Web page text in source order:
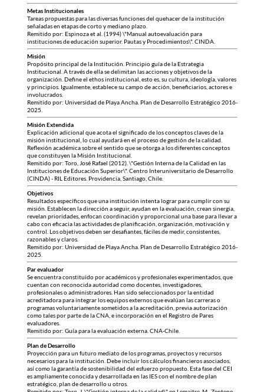
Metas Institucionales
Tareas propuestas para las diversas funciones del quehacer de la institución
señaladas en etapas de corto y mediano plazo.
Remitido por: Espinoza et al. (1994) \"Manual autoevaluación para
instituciones de educación superior. Pautas y Procedimientos\". CINDA.
Misión
Propósito principal de la Institución. Principio guía de la Estrategia
Institucional. A través de ella se delimitan las acciones y objetivos de la
organización. Define el ethos institucional, esto es, su cultura, ideología, valores
y principios. Igualmente, establece su campo de acción, beneficiarios, actores e
involucrados.
Remitido por: Universidad de Playa Ancha. Plan de Desarrollo Estratégico 2016-
2025.
Misión Extendida
Explicación adicional que acota el significado de los conceptos claves de la
misión institucional, lo cual ayudará en el proceso de gestión de la calidad.
Reflexión académica sobre el sentido que se otorga a los diferentes conceptos
que constituyen la Misión Institucional.
Remitido por: Toro, José Rafael (2012). \"Gestión Interna de la Calidad en las
Instituciones de Educación Superior\". Centro Interuniversitario de Desarrollo
(CINDA) - RIL Editores. Providencia, Santiago, Chile.
Objetivos
Resultados específicos que una institución intenta lograr para cumplir con su
misión. Establecen la dirección a seguir, ayudan en la evaluación, crean sinergia,
revelan prioridades, enfocan coordinación y proporcional una base para llevar a
cabo con eficacia las actividades de planificación, organización, motivación y
control. Los objetivos deben ser desafiantes, fáciles de medir, consistentes,
razonables y claros.
Remitido por: Universidad de Playa Ancha. Plan de Desarrollo Estratégico 2016-
2025.
Par evaluador
Se encuentra constituido por académicos y profesionales experimentados, que
cuentan con reconocida autoridad como docentes, investigadores,
profesionales o administradores. Han sido seleccionados por la entidad
acreditadora para integrar los equipos externos que evalúan las carreras o
programas voluntariamente sometidos a la acreditación, previa autorización
como tales por parte de la CNA, e incorporación en el Registro de Pares
evaluadores.
Remitido por: Guía para la evaluación externa. CNA-Chile.
Plan de Desarrollo
Proyección para un futuro mediato de los programas, proyectos y recursos
necesarios para la institución. Debe incluir los cálculos financieros asociados,
así como la garantía de sostenibilidad del esfuerzo propuesto. Esta fase del CEI
es ampliamente conocida y desarrollada en las IES con el nombre de plan
estratégico, plan de desarrollo u otros.